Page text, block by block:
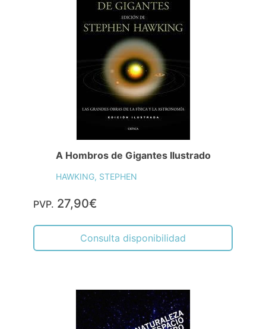
A Hombros de Gigantes Ilustrado
HAWKING, STEPHEN
PVP. 27,90€
Consulta disponibilidad